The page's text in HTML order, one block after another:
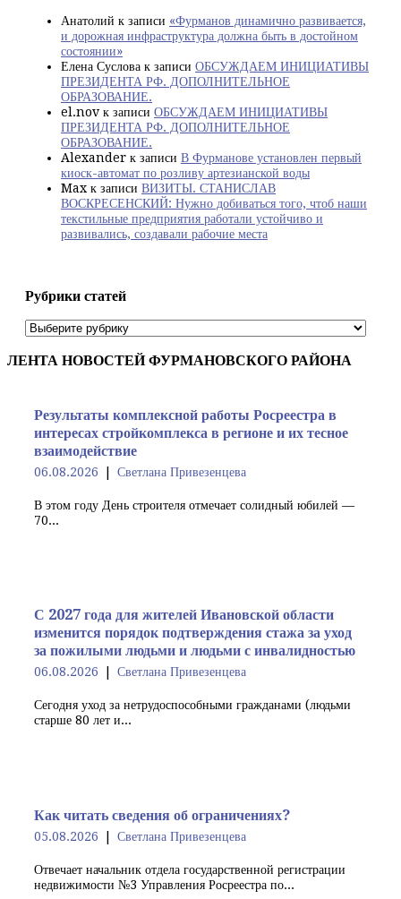
Анатолий к записи «Фурманов динамично развивается,
и дорожная инфраструктура должна быть в достойном
состоянии»
Елена Суслова к записи ОБСУЖДАЕМ ИНИЦИАТИВЫ
ПРЕЗИДЕНТА РФ. ДОПОЛНИТЕЛЬНОЕ
ОБРАЗОВАНИЕ.
el.nov к записи ОБСУЖДАЕМ ИНИЦИАТИВЫ
ПРЕЗИДЕНТА РФ. ДОПОЛНИТЕЛЬНОЕ
ОБРАЗОВАНИЕ.
Alexander к записи В Фурманове установлен первый
киоск-автомат по розливу артезианской воды
Max к записи ВИЗИТЫ. СТАНИСЛАВ
ВОСКРЕСЕНСКИЙ: Нужно добиваться того, чтоб наши
текстильные предприятия работали устойчиво и
развивались, создавали рабочие места
Рубрики статей
Рубрики
статей
ЛЕНТА НОВОСТЕЙ ФУРМАНОВСКОГО РАЙОНА
Результаты комплексной работы Росреестра в
интересах стройкомплекса в регионе и их тесное
взаимодействие
06.08.2026 Светлана Привезенцева
В этом году День строителя отмечает солидный юбилей —
70...
С 2027 года для жителей Ивановской области
изменится порядок подтверждения стажа за уход
за пожилыми людьми и людьми с инвалидностью
06.08.2026 Светлана Привезенцева
Сегодня уход за нетрудоспособными гражданами (людьми
старше 80 лет и...
Как читать сведения об ограничениях?
05.08.2026 Светлана Привезенцева
Отвечает начальник отдела государственной регистрации
недвижимости №3 Управления Росреестра по...